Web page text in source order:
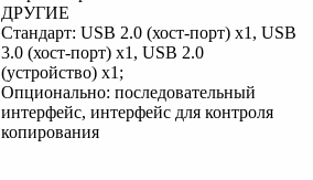
ДРУГИЕ
Стандарт: USB 2.0 (хост-порт) x1, USB
3.0 (хост-порт) x1, USB 2.0
(устройство) x1;
Опционально: последовательный
интерфейс, интерфейс для контроля
копирования